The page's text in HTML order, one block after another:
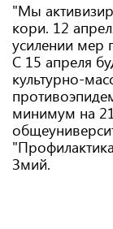
"Мы
кори. 12
усилении мер
С 15 апреля
культурно-
минимум на
Змий.